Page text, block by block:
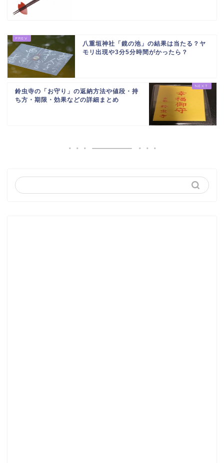
八重垣神社「鏡の池」の結果は当たる？ヤ
モリ出現や3分5分時間がかったら？
鈴虫寺の「お守り」の返納方法や値段・持
ち方・期限・効果などの詳細まとめ